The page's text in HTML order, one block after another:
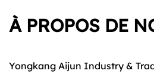
À PROPOS DE
Yongkang Aijun Industry &